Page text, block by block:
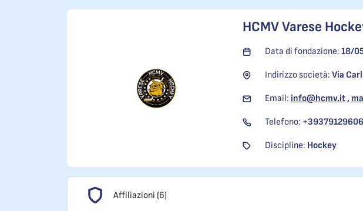
HCMV Varese
Data di fondazione: 18/
Indirizzo società: Via
Email: info@hcmv.it,
Telefono:
Discipline: Hockey
Affiliazioni (6)